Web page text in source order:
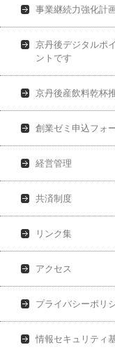
事業継続力強化計
京丹後デジタルポ
ントです
京丹後産飲料乾杯
創業ゼミ申込フォ
経営管理
共済制度
リンク集
アクセス
プライバシーポリ
情報セキュリティ